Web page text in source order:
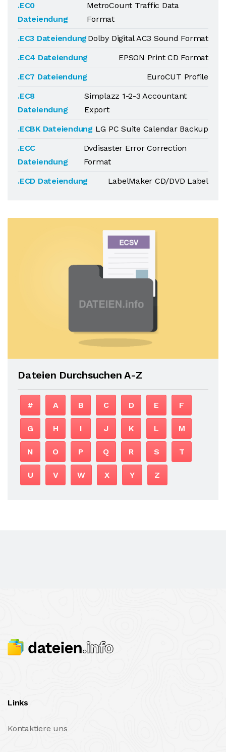
.EC0
Dateiendung
MetroCount Traffic Data
Format
.EC3 Dateiendung Dolby Digital AC3 Sound Format
.EC4 Dateiendung
EPSON Print CD Format
.EC7 Dateiendung
EuroCUT Profile
.EC8
Dateiendung
Simplazz 1-2-3 Accountant
Export
.ECBK Dateiendung LG PC Suite Calendar Backup
.ECC
Dateiendung
Dvdisaster Error Correction
Format
.ECD Dateiendung
LabelMaker CD/DVD Label
Dateien Durchsuchen A-Z
# A B C D E F
G H I J K L M
N O P Q R S T
U V W X Y Z
Links
Kontaktiere uns